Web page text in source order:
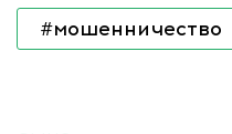
#мошенничество